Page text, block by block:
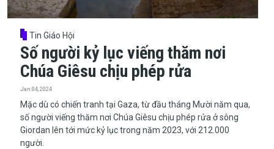
Tin Giáo Hội
Số người kỷ lục viếng thăm nơi
Chúa Giêsu chịu phép rửa
Jan 04, 2024
Mặc dù có chiến tranh tại Gaza, từ đầu tháng Mười năm qua,
số người viếng thăm nơi Chúa Giêsu chịu phép rửa ở sông
Giordan lên tới mức kỷ lục trong năm 2023, với 212.000
người.